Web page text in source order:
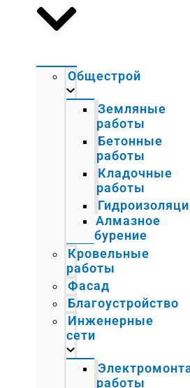
Общестрой
Земляные
работы
Бетонные
работы
Кладочные
работы
Алмазное
бурение
Кровельные
работы
Фасад
Благоустройство
Инженерные
сети
работы